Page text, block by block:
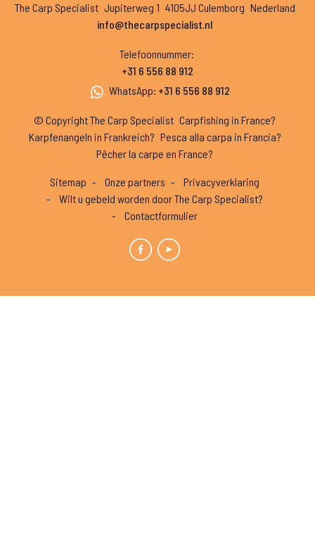
The Carp Specialist Jupiterweg 1 4105JJ Culemborg Nederland
info@thecarpspecialist.nl
Telefoonnummer:
+31 6 556 88 912
WhatsApp: +31 6 556 88 912
© Copyright The Carp Specialist Carpfishing in France?
Karpfenangeln in Frankreich? Pesca alla carpa in Francia?
Pêcher la carpe en France?
Sitemap Onze partners
Privacyverklaring
Wilt u gebeld worden door The Carp Specialist?
Contactformulier